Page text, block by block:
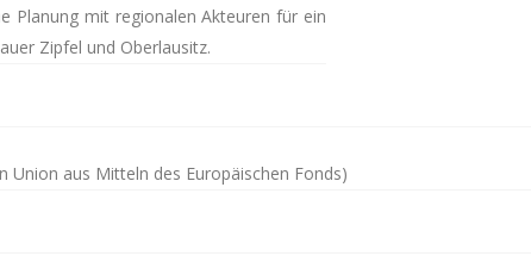
Planung mit regionalen Akteuren für ein
Zipfel und Oberlausitz.
Union aus Mitteln des Europäischen Fonds)